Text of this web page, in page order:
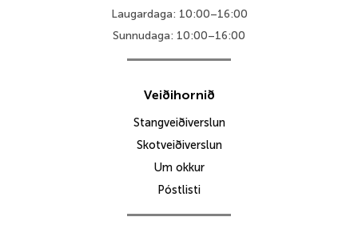
Laugardaga: 10:00–16:00
Sunnudaga: 10:00–16:00
Veiðihornið
Stangveiðiverslun
Skotveiðiverslun
Um okkur
Póstlisti